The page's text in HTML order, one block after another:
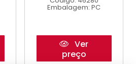
Embalagem: PC
Ver
preço